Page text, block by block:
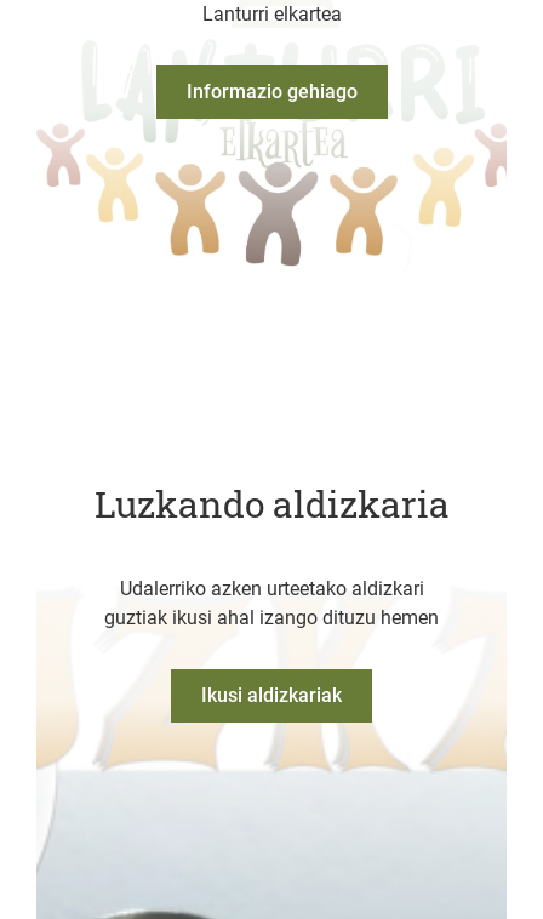
Lanturri elkartea
Informazio gehiago
Luzkando aldizkaria
Udalerriko azken urteetako aldizkari
guztiak ikusi ahal izango dituzu hemen
Ikusi aldizkariak